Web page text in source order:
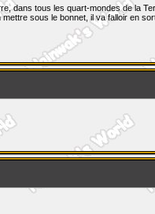
dans tous les quart-mondes de la
sous le bonnet, il va falloir en